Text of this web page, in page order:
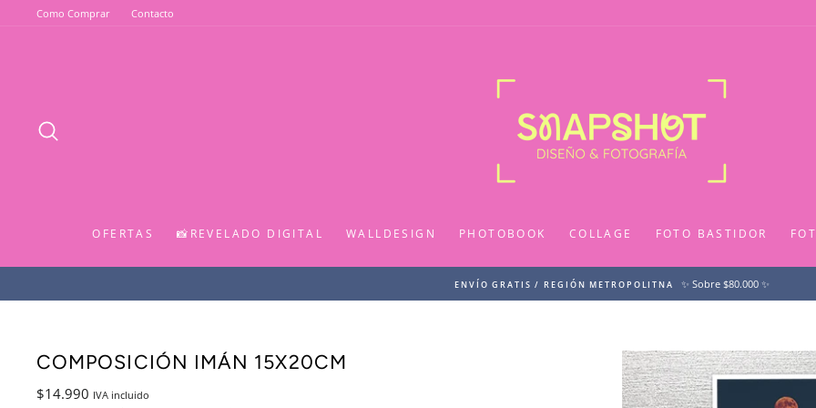
Como Comprar Contacto
OFERTAS 📸REVELADO DIGITAL WALLDESIGN PHOTOBOOK COLLAGE FOTO BASTIDOR
ENVÍO GRATIS / REGIÓN METROPOLITNA ✨ Sobre $80.000 ✨
COMPOSICIÓN IMÁN 15X20CM
Precio
$14.990 IVA incluido